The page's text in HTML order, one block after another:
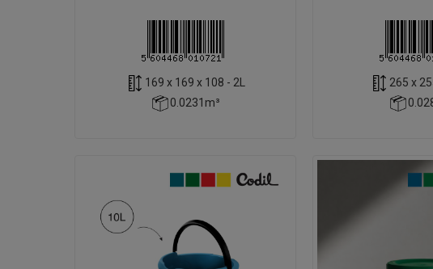
169 x 169 x 108 - 2L
0.0231m³
265 x